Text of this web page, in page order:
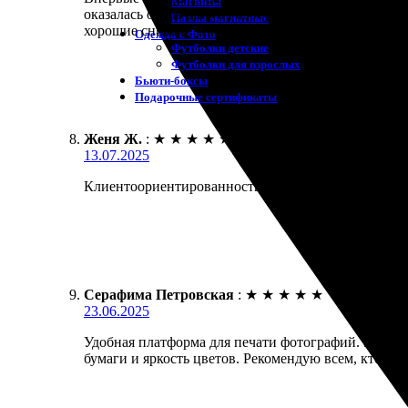
Пазлы магнитные
Одежда с Фото
Футболки детские
Футболки для взрослых
Бьюти-боксы
Подарочные сертификаты
оказалась отзывчивой. Работу выполнили
хорошие снимки. Обязательно вернусь снова.
Женя Ж. : ★ ★ ★ ★ ★
13.07.2025
Клиентоориентированность на высшем уровне!
Серафима Петровская : ★ ★ ★ ★ ★
23.06.2025
Удобная платформа для печати фотографий.
бумаги и яркость цветов. Рекомендую всем, кто